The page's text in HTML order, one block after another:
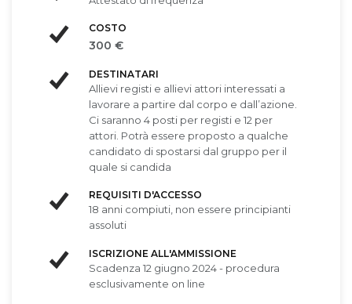
COSTO
300 €
DESTINATARI
Allievi registi e allievi attori interessati a
lavorare a partire dal corpo e dall’azione.
Ci saranno 4 posti per registi e 12 per
attori. Potrà essere proposto a qualche
candidato di spostarsi dal gruppo per il
quale si candida
REQUISITI D'ACCESSO
18 anni compiuti, non essere principianti
assoluti
ISCRIZIONE ALL'AMMISSIONE
Scadenza 12 giugno 2024 - procedura
esclusivamente on line